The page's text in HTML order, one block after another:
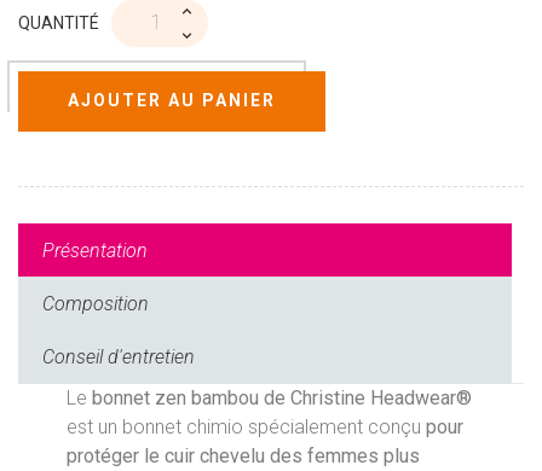
QUANTITÉ
AJOUTER AU PANIER
Présentation
Composition
Conseil d'entretien
Le bonnet zen bambou de Christine Headwear®
est un bonnet chimio spécialement conçu pour
protéger le cuir chevelu des femmes plus